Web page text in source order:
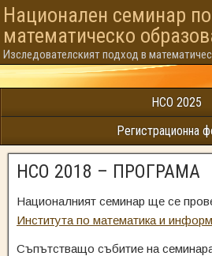
Национален семинар по
математическо
Изследователският подход в
НСО 2025
Регистрационна
НСО 2018 – ПРОГРАМА
Националният семинар ще се
Института по математика и
Съпътстващо събитие на